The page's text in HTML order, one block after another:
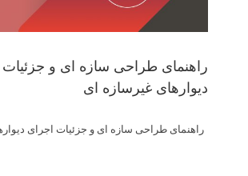
راهنمای طراحی سازه ای و جزئیات
دیوارهای غیرسازه ای
راهنمای طراحی سازه ای و جزئیات اجرای